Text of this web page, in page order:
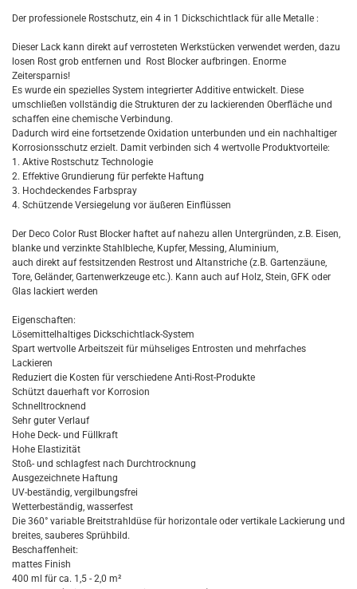
Der professionele Rostschutz, ein 4 in 1 Dickschichtlack für alle Metalle :
Dieser Lack kann direkt auf verrosteten Werkstücken verwendet werden, dazu
losen Rost grob entfernen und Rost Blocker aufbringen. Enorme
Zeitersparnis!
Es wurde ein spezielles System integrierter Additive entwickelt. Diese
umschließen vollständig die Strukturen der zu lackierenden Oberfläche und
schaffen eine chemische Verbindung.
Dadurch wird eine fortsetzende Oxidation unterbunden und ein nachhaltiger
Korrosionsschutz erzielt. Damit verbinden sich 4 wertvolle Produktvorteile:
1. Aktive Rostschutz Technologie
2. Effektive Grundierung für perfekte Haftung
3. Hochdeckendes Farbspray
4. Schützende Versiegelung vor äußeren Einflüssen
Der Deco Color Rust Blocker haftet auf nahezu allen Untergründen, z.B. Eisen,
blanke und verzinkte Stahlbleche, Kupfer, Messing, Aluminium,
auch direkt auf festsitzenden Restrost und Altanstriche (z.B. Gartenzäune,
Tore, Geländer, Gartenwerkzeuge etc.). Kann auch auf Holz, Stein, GFK oder
Glas lackiert werden
Eigenschaften:
Lösemittelhaltiges Dickschichtlack-System
Spart wertvolle Arbeitszeit für mühseliges Entrosten und mehrfaches
Lackieren
Reduziert die Kosten für verschiedene Anti-Rost-Produkte
Schützt dauerhaft vor Korrosion
Schnelltrocknend
Sehr guter Verlauf
Hohe Deck- und Füllkraft
Hohe Elastizität
Stoß- und schlagfest nach Durchtrocknung
Ausgezeichnete Haftung
UV-beständig, vergilbungsfrei
Wetterbeständig, wasserfest
Die 360° variable Breitstrahldüse für horizontale oder vertikale Lackierung und
breites, sauberes Sprühbild.
Beschaffenheit:
mattes Finish
400 ml für ca. 1,5 - 2,0 m²